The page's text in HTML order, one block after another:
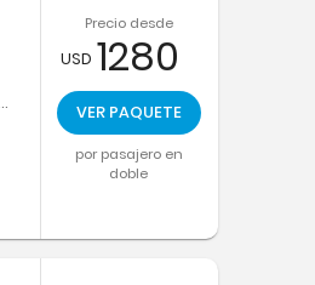
Precio desde
USD 1280
VER PAQUETE
por pasajero en
doble